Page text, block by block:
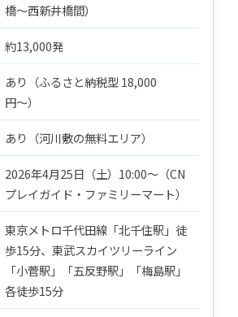
橋〜西新井橋間）
約13,000発
あり（ふるさと納税型 18,000
円〜）
あり（河川敷の無料エリア）
2026年4月25日（土）10:00〜（CN
プレイガイド・ファミリーマート）
東京メトロ千代田線「北千住駅」徒
歩15分、東武スカイツリーライン
「小菅駅」「五反野駅」「梅島駅」
各徒歩15分